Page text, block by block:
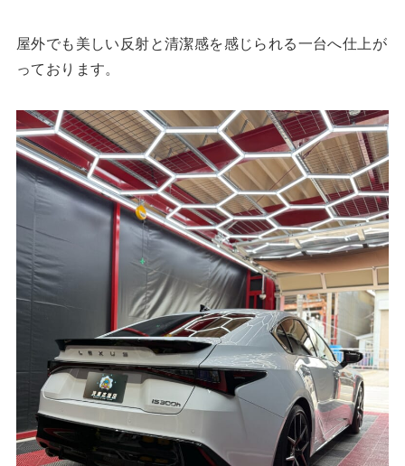
屋外でも美しい反射と清潔感を感じられる一台へ仕上が
っております。